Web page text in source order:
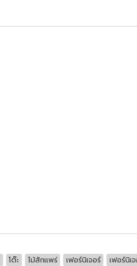
โต๊ะ ไม้สักแพร่ เฟอร์นิเจอร์ เฟอร์นิเ